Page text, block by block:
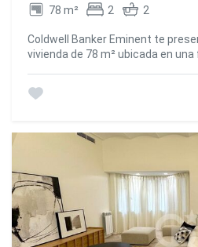
78 m² 2 2
Coldwell Banker Eminent te
vivienda de 78 m² ubicada en
modernos y de calidad, esta
diseñados para ofrecer el
estilo contemporáneo, está
electrodomésticos de alta gama,
disfrutan cocinando en casa. El
sofisticado, tiene acceso directo
vistas despejadas a la calle, ideal
compartir momentos al aire libre. La orientación del piso